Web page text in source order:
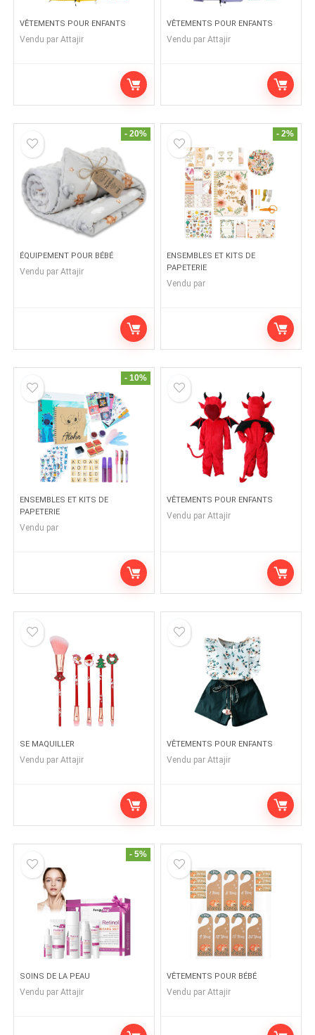
VÊTEMENTS POUR ENFANTS
Vendu par Attajir
VÊTEMENTS POUR ENFANTS
Vendu par Attajir
- 20%
ÉQUIPEMENT POUR BÉBÉ
Vendu par Attajir
- 2%
ENSEMBLES ET KITS DE
PAPETERIE
Vendu par
- 10%
ENSEMBLES ET KITS DE
PAPETERIE
Vendu par
VÊTEMENTS POUR ENFANTS
Vendu par Attajir
SE MAQUILLER
Vendu par Attajir
VÊTEMENTS POUR ENFANTS
Vendu par Attajir
- 5%
SOINS DE LA PEAU
Vendu par Attajir
VÊTEMENTS POUR BÉBÉ
Vendu par Attajir